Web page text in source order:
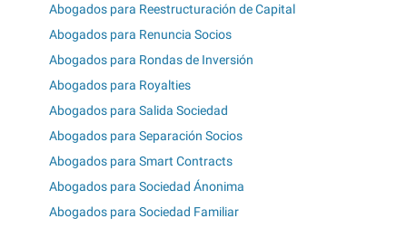
Abogados para Reestructuración de Capital
Abogados para Renuncia Socios
Abogados para Rondas de Inversión
Abogados para Royalties
Abogados para Salida Sociedad
Abogados para Separación Socios
Abogados para Smart Contracts
Abogados para Sociedad Ánonima
Abogados para Sociedad Familiar